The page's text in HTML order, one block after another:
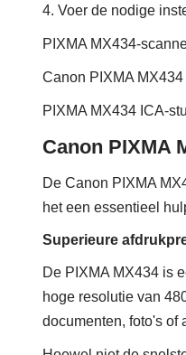
4. Voer de nodige
PIXMA MX434-
Canon PIXMA
PIXMA MX434 ICA-
Canon PIXMA
De Canon PIXMA
het een essentieel
Superieure
De PIXMA MX434 is
hoge resolutie van
documenten, foto's of